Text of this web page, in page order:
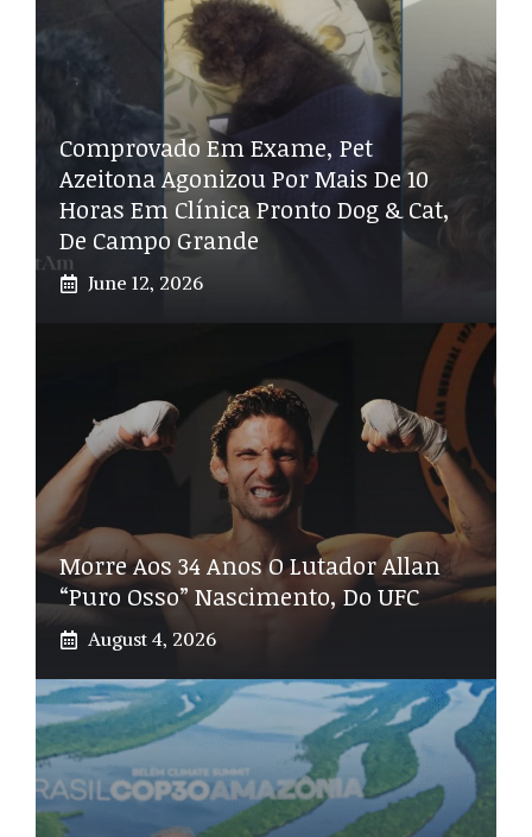
Comprovado Em Exame, Pet
Azeitona Agonizou Por Mais De 10
Horas Em Clínica Pronto Dog & Cat,
De Campo Grande
June 12, 2026
Morre Aos 34 Anos O Lutador Allan
“Puro Osso” Nascimento, Do UFC
August 4, 2026